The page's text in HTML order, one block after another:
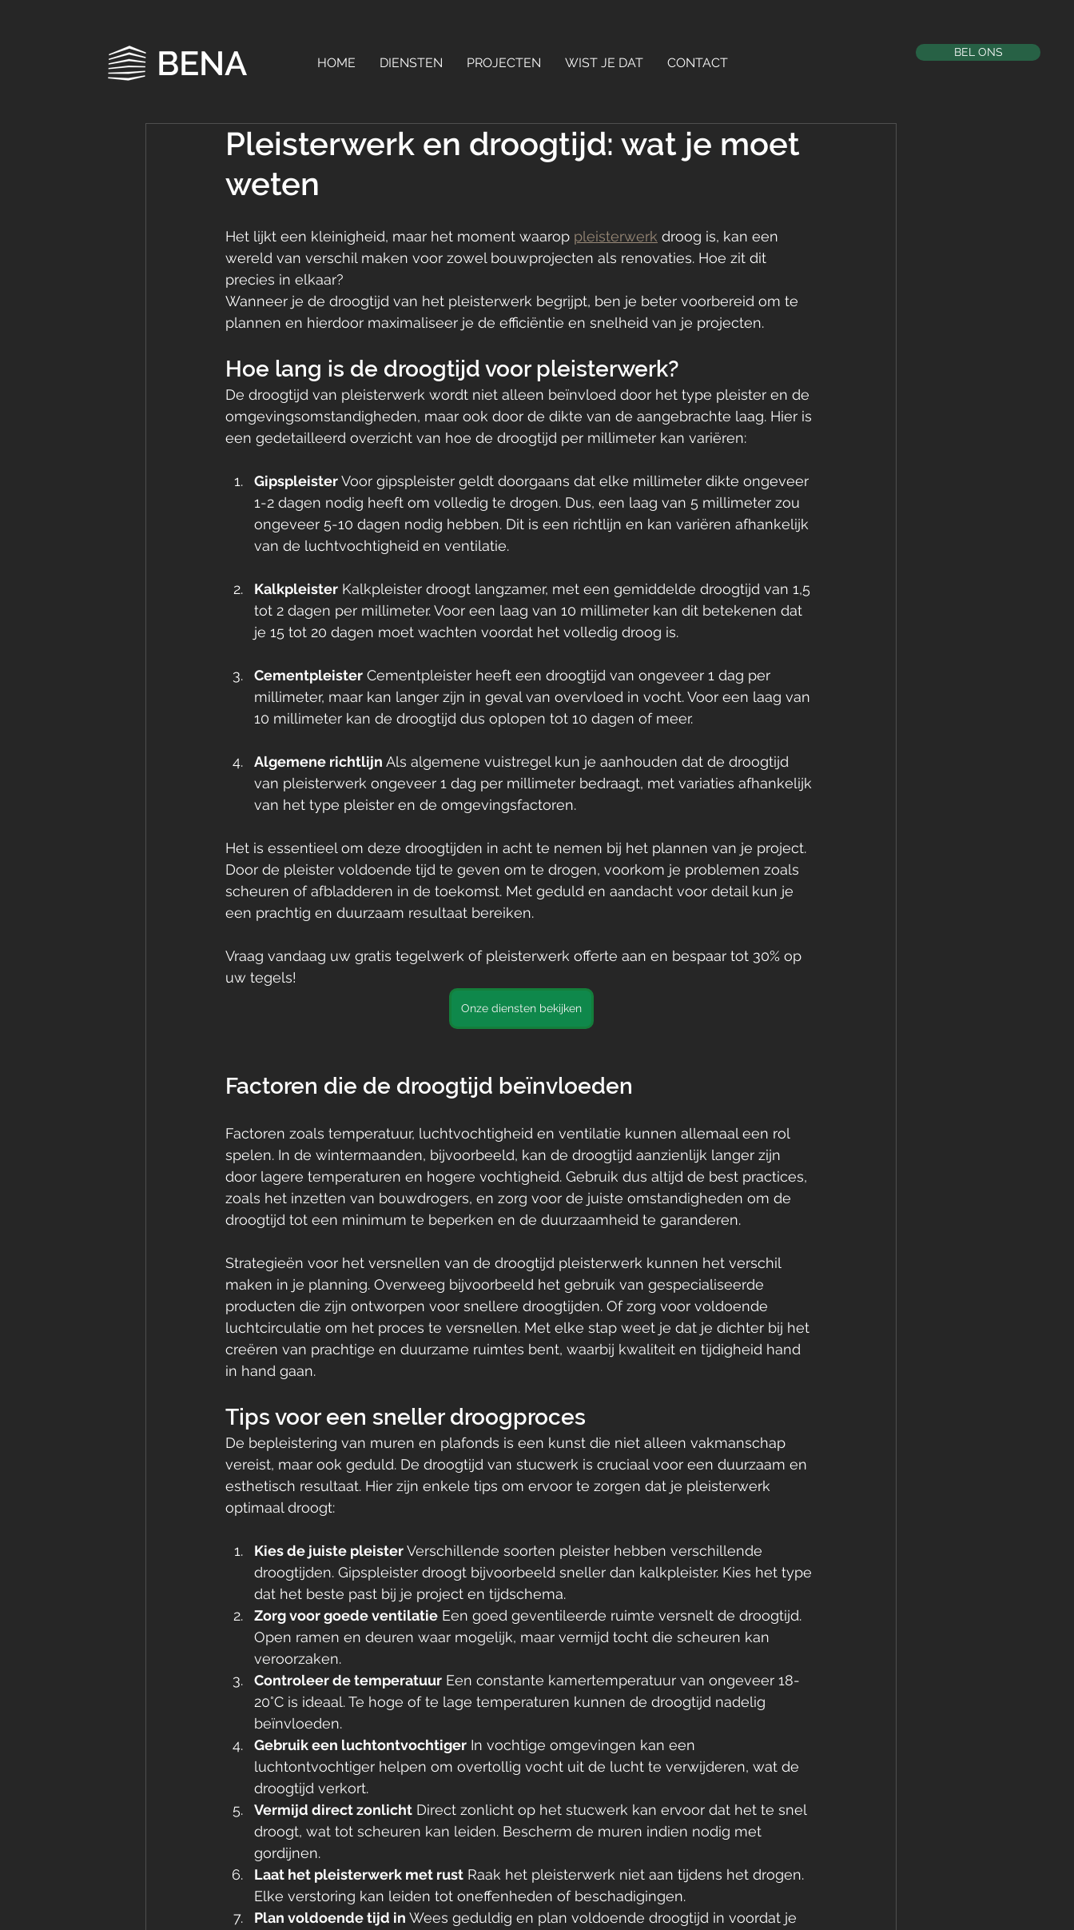
BENA HOME DIENSTEN PROJECTEN WIST JE DAT CONTACT
BEL ONS
Pleisterwerk en droogtijd: wat je moet
weten
Het lijkt een kleinigheid, maar het moment waarop pleisterwerk droog is, kan een
wereld van verschil maken voor zowel bouwprojecten als renovaties. Hoe zit dit
precies in elkaar?
Wanneer je de droogtijd van het pleisterwerk begrijpt, ben je beter voorbereid om te
plannen en hierdoor maximaliseer je de efficiëntie en snelheid van je projecten.
Hoe lang is de droogtijd voor pleisterwerk?
De droogtijd van pleisterwerk wordt niet alleen beïnvloed door het type pleister en de
omgevingsomstandigheden, maar ook door de dikte van de aangebrachte laag. Hier is
een gedetailleerd overzicht van hoe de droogtijd per millimeter kan variëren:
Gipspleister Voor gipspleister geldt doorgaans dat elke millimeter dikte ongeveer
1-2 dagen nodig heeft om volledig te drogen. Dus, een laag van 5 millimeter zou
ongeveer 5-10 dagen nodig hebben. Dit is een richtlijn en kan variëren afhankelijk
van de luchtvochtigheid en ventilatie.
Kalkpleister Kalkpleister droogt langzamer, met een gemiddelde droogtijd van 1,5
tot 2 dagen per millimeter. Voor een laag van 10 millimeter kan dit betekenen dat
je 15 tot 20 dagen moet wachten voordat het volledig droog is.
Cementpleister Cementpleister heeft een droogtijd van ongeveer 1 dag per
millimeter, maar kan langer zijn in geval van overvloed in vocht. Voor een laag van
10 millimeter kan de droogtijd dus oplopen tot 10 dagen of meer.
Algemene richtlijn Als algemene vuistregel kun je aanhouden dat de droogtijd
van pleisterwerk ongeveer 1 dag per millimeter bedraagt, met variaties afhankelijk
van het type pleister en de omgevingsfactoren.
Het is essentieel om deze droogtijden in acht te nemen bij het plannen van je project.
Door de pleister voldoende tijd te geven om te drogen, voorkom je problemen zoals
scheuren of afbladderen in de toekomst. Met geduld en aandacht voor detail kun je
een prachtig en duurzaam resultaat bereiken.
Vraag vandaag uw gratis tegelwerk of pleisterwerk offerte aan en bespaar tot 30% op
uw tegels!
Onze diensten bekijken
Factoren die de droogtijd beïnvloeden
Factoren zoals temperatuur, luchtvochtigheid en ventilatie kunnen allemaal een rol
spelen. In de wintermaanden, bijvoorbeeld, kan de droogtijd aanzienlijk langer zijn
door lagere temperaturen en hogere vochtigheid. Gebruik dus altijd de best practices,
zoals het inzetten van bouwdrogers, en zorg voor de juiste omstandigheden om de
droogtijd tot een minimum te beperken en de duurzaamheid te garanderen.
Strategieën voor het versnellen van de droogtijd pleisterwerk kunnen het verschil
maken in je planning. Overweeg bijvoorbeeld het gebruik van gespecialiseerde
producten die zijn ontworpen voor snellere droogtijden. Of zorg voor voldoende
luchtcirculatie om het proces te versnellen. Met elke stap weet je dat je dichter bij het
creëren van prachtige en duurzame ruimtes bent, waarbij kwaliteit en tijdigheid hand
in hand gaan.
Tips voor een sneller droogproces
De bepleistering van muren en plafonds is een kunst die niet alleen vakmanschap
vereist, maar ook geduld. De droogtijd van stucwerk is cruciaal voor een duurzaam en
esthetisch resultaat. Hier zijn enkele tips om ervoor te zorgen dat je pleisterwerk
optimaal droogt:
Kies de juiste pleister Verschillende soorten pleister hebben verschillende
droogtijden. Gipspleister droogt bijvoorbeeld sneller dan kalkpleister. Kies het type
dat het beste past bij je project en tijdschema.
Zorg voor goede ventilatie Een goed geventileerde ruimte versnelt de droogtijd.
Open ramen en deuren waar mogelijk, maar vermijd tocht die scheuren kan
veroorzaken.
Controleer de temperatuur Een constante kamertemperatuur van ongeveer 18-
20°C is ideaal. Te hoge of te lage temperaturen kunnen de droogtijd nadelig
beïnvloeden.
Gebruik een luchtontvochtiger In vochtige omgevingen kan een
luchtontvochtiger helpen om overtollig vocht uit de lucht te verwijderen, wat de
droogtijd verkort.
Vermijd direct zonlicht Direct zonlicht op het stucwerk kan ervoor dat het te snel
droogt, wat tot scheuren kan leiden. Bescherm de muren indien nodig met
gordijnen.
Laat het pleisterwerk met rust Raak het pleisterwerk niet aan tijdens het drogen.
Elke verstoring kan leiden tot oneffenheden of beschadigingen.
Plan voldoende tijd in Wees geduldig en plan voldoende droogtijd in voordat je